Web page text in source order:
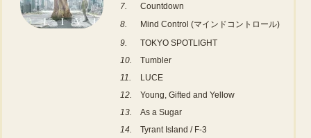
7.
Countdown
8.
Mind Control (マインドコントロール)
9.
TOKYO SPOTLIGHT
10.
Tumbler
11.
LUCE
12.
Young, Gifted and Yellow
13.
As a Sugar
14.
Tyrant Island / F-3